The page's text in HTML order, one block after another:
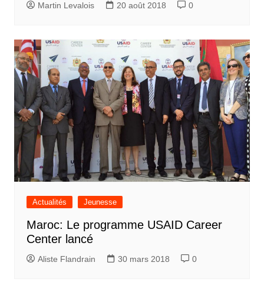
Martin Levalois 20 août 2018 0
Actualités Jeunesse
Maroc: Le programme USAID Career
Center lancé
Aliste Flandrain 30 mars 2018 0